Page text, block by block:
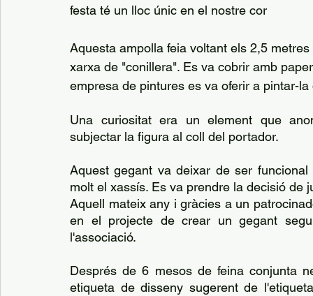
festa té un lloc únic en el nostre cor
Aquesta ampolla feia voltant els 2,5
xarxa de "conillera". Es va cobrir amb
empresa de pintures es va oferir a pintar-la
Una curiositat era un element que
subjectar la figura al coll del portador.
Aquest gegant va deixar de ser
molt el xassís. Es va prendre la decisió de
Aquell mateix any i gràcies a un
en el projecte de crear un gegant
l'associació.
Després de 6 mesos de feina conjunta
etiqueta de disseny sugerent de